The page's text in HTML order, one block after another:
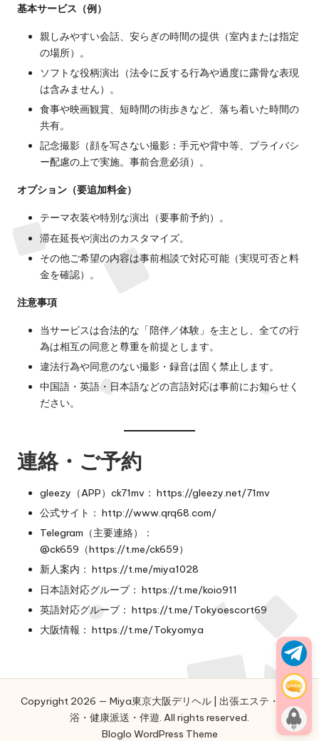
康
派
送
伴
遊
基本サービス（例）
親しみやすい会話、安らぎの時間の提供（室内または指定
の場所）。
ソフトな役柄演出（法令に反する行為や過度に露骨な表現
は含みません）。
食事や映画観賞、短時間の街歩きなど、落ち着いた時間の
共有。
記念撮影（顔を写さない撮影：手元や背中等、プライバシ
ー配慮の上で実施。事前合意必須）。
オプション（要追加料金）
テーマ衣装や特別な演出（要事前予約）。
滞在延長や演出のカスタマイズ。
その他ご希望の内容は事前相談で対応可能（実現可否と料
金を確認）。
注意事項
当サービスは合法的な「陪伴／体験」を主とし、全ての行
為は相互の同意と尊重を前提とします。
違法行為や同意のない撮影・録音は固く禁止します。
中国語・英語・日本語などの言語対応は事前にお知らせく
ださい。
連絡・ご予約
gleezy（APP）ck71mv： https://gleezy.net/71mv
公式サイト： http://www.qrq68.com/
Telegram（主要連絡）：
@ck659（https://t.me/ck659）
新人案内： https://t.me/miya1028
日本語対応グループ： https://t.me/koio911
英語対応グループ： https://t.me/Tokyoescort69
大阪情報： https://t.me/Tokyomya
Copyright 2026 — Miya東京大阪デリヘル | 出張エステ・泡泡
浴・健康派送・伴遊. All rights reserved.
Bloglo WordPress Theme